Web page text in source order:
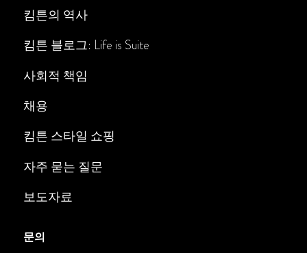
킴튼의 역사
킴튼 블로그: Life is Suite
사회적 책임
채용
킴튼 스타일 쇼핑
자주 묻는 질문
보도자료
문의